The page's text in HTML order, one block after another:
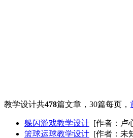
教学设计共478篇文章，30篇每页，
躲闪游戏教学设计 [作者：卢
篮球运球教学设计 [作者：未